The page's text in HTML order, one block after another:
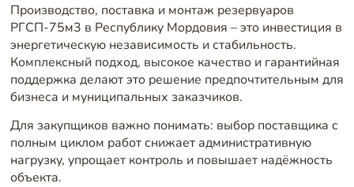
Производство, поставка и монтаж резервуаров
РГСП-75м3 в Республику Мордовия – это инвестиция в
энергетическую независимость и стабильность.
Комплексный подход, высокое качество и гарантийная
поддержка делают это решение предпочтительным для
бизнеса и муниципальных заказчиков.
Для закупщиков важно понимать: выбор поставщика с
полным циклом работ снижает административную
нагрузку, упрощает контроль и повышает надёжность
объекта.